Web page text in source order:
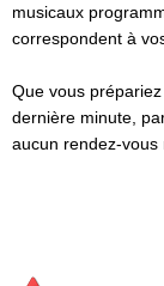
musicaux
correspondent à
Que vous
dernière minute,
aucun rendez-vous